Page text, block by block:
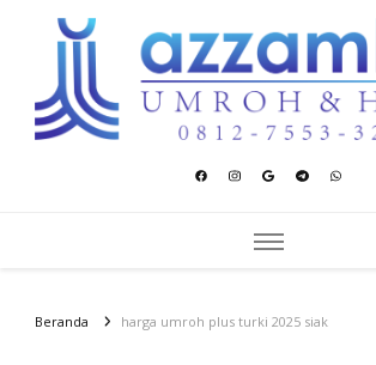
Azzamku Umroh dan
Beranda harga umroh plus turki 2025 siak